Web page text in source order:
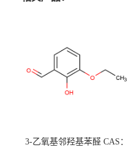
3-乙氧基邻羟基苯醛 CAS：